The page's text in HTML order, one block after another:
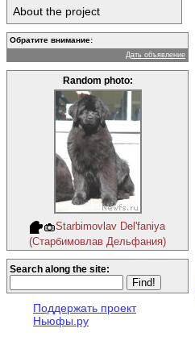
About the project
Обратите внимание:
Дать объявление
Random photo:
Starbimovlav Del'faniya
(Старбимовлав Дельфания)
Search along the site:
Поддержать проект
Ньюфы.ру